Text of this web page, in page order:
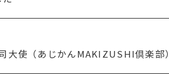
司大使（あじかんMAKIZUSHI倶楽部